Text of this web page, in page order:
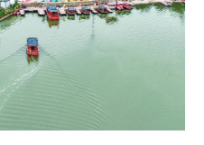
图片 政务
金融 汽车
信息化
银龄 溯源中国